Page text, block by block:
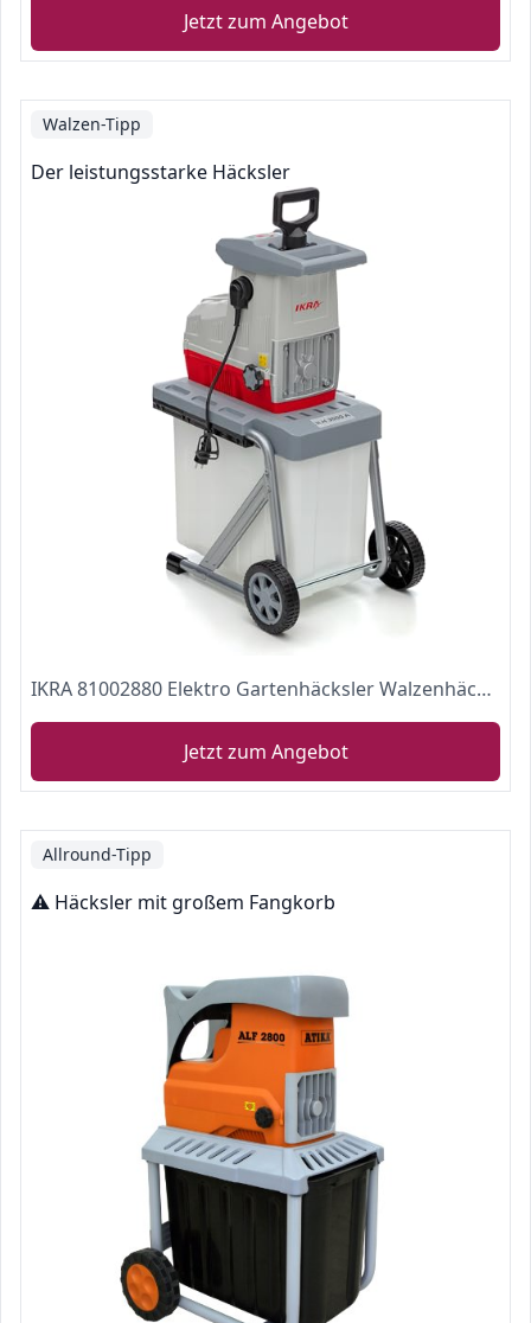
Jetzt zum Angebot
Walzen-Tipp
Der leistungsstarke Häcksler
IKRA 81002880 Elektro Gartenhäcksler Walzenhäcksler ILH 3000 A, leise robust wartungsarm, Starke 3.000 Watt, Aststärke bis 44mm, 230 V
Jetzt zum Angebot
Allround-Tipp
⚠️ Häcksler mit großem Fangkorb